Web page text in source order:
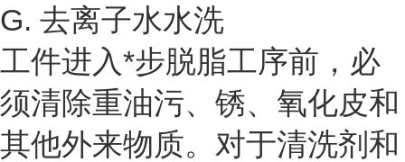
G. 去离子水水洗
工件进入*步脱脂工序前，必
须清除重油污、锈、氧化皮和
其他外来物质。对于清洗剂和